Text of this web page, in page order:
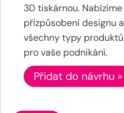
3D tiskárnou.
přizpůsobení designu
všechny typy
pro vaše podnikání.
Přidat do návrhu »